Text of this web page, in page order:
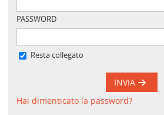
PASSWORD
Resta collegato
INVIA
Hai dimenticato la password?